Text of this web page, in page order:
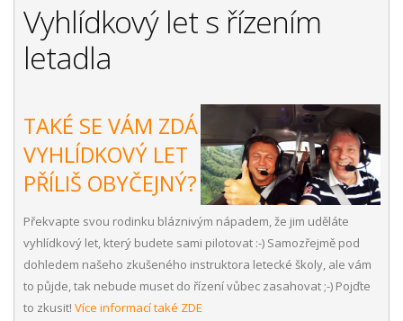
Vyhlídkový let s řízením
letadla
TAKÉ SE VÁM ZDÁ
VYHLÍDKOVÝ LET
PŘÍLIŠ OBYČEJNÝ?
Překvapte svou rodinku bláznivým nápadem, že jim uděláte
vyhlídkový let, který budete sami pilotovat :-) Samozřejmě pod
dohledem našeho zkušeného instruktora letecké školy, ale vám
to půjde, tak nebude muset do řízení vůbec zasahovat ;-) Pojďte
to zkusit! Více informací také ZDE